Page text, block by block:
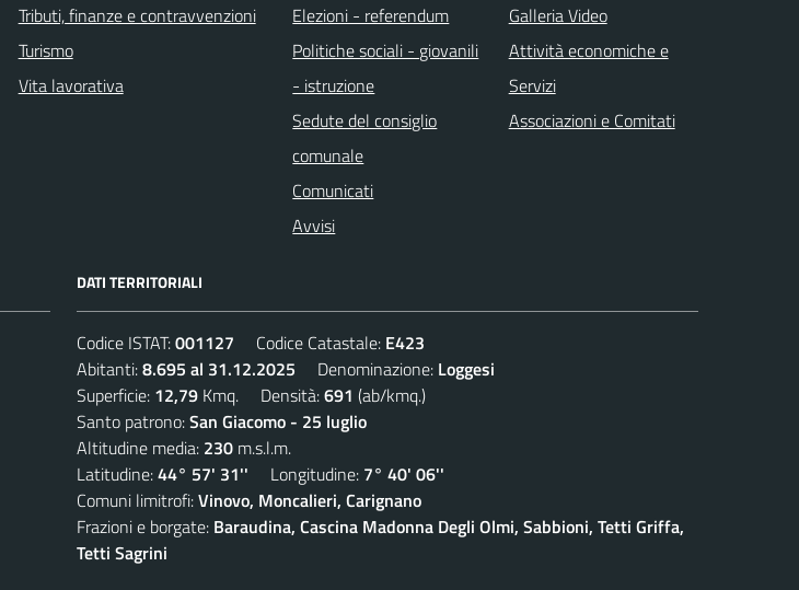
Tributi, finanze e contravvenzioni
Turismo
Vita lavorativa
Elezioni - referendum
Politiche sociali - giovanili
- istruzione
Sedute del consiglio
comunale
Comunicati
Avvisi
Galleria Video
Attività economiche e
Servizi
Associazioni e Comitati
DATI TERRITORIALI
Codice ISTAT:001127 Codice Catastale: E423
Abitanti:8.695 al 31.12.2025 Denominazione: Loggesi
Superficie: 12,79 Kmq. Densità:691 (ab/kmq.)
Santo patrono:San Giacomo - 25 luglio
Altitudine media: 230 m.s.l.m.
Latitudine:44° 57' 31'' Longitudine: 7° 40' 06''
Comuni limitrofi:Vinovo, Moncalieri, Carignano
Frazioni e borgate: Baraudina, Cascina Madonna Degli Olmi, Sabbioni, Tetti Griffa,
Tetti Sagrini